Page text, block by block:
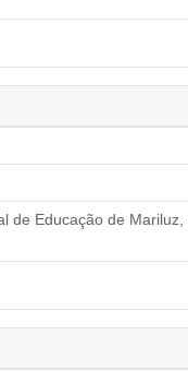
de Educação de